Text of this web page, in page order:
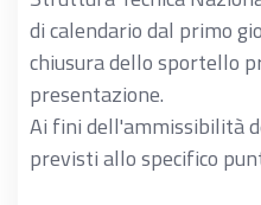
di calendario dal primo
chiusura dello sportello
presentazione.
Ai fini dell'ammissibilità
previsti allo specifico